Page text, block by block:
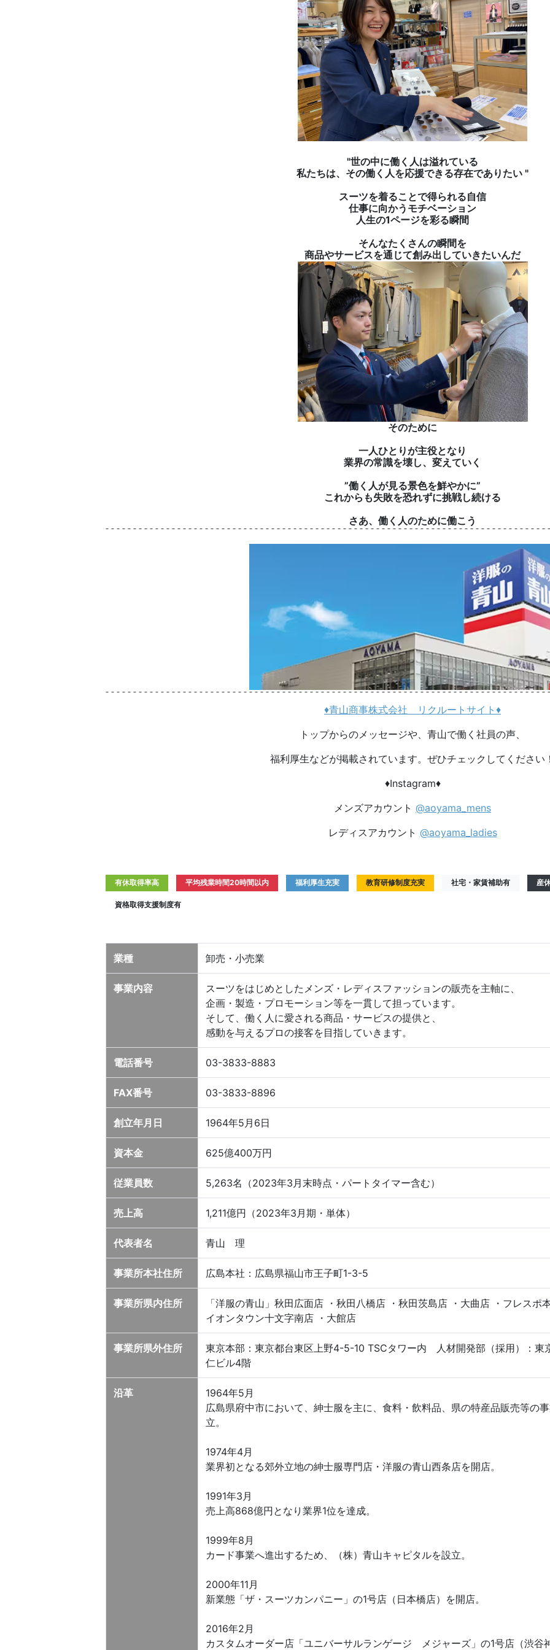
"世の中に働く人は溢れている
私たちは、その働く人を応援できる存在でありたい "
スーツを着ることで得られる自信
仕事に向かうモチベーション
人生の1ページを彩る瞬間
そんなたくさんの瞬間を
商品やサービスを通じて創み出していきたいんだ
そのために
一人ひとりが主役となり
業界の常識を壊し、変えていく
”働く人が見る景色を鮮やかに”
これからも失敗を恐れずに挑戦し続ける
さあ、働く人のために働こう
♦青山商事株式会社 リクルートサイト♦
トップからのメッセージや、青山で働く社員の声、
福利厚生などが掲載されています。ぜひチェックしてください
♦Instagram♦
メンズアカウント @aoyama_mens
レディスアカウント @aoyama_ladies
有休取得率高 平均残業時間20時間以内 福利厚生充実 教育研修制度充実 社宅・家賃補助有 産
資格取得支援制度有
業種 卸売・小売業
事業内容
スーツをはじめとしたメンズ・レディスファッションの販売を主軸に、
企画・製造・プロモーション等を一貫して担っています。
そして、働く人に愛される商品・サービスの提供と、
感動を与えるプロの接客を目指していきます。
電話番号 03-3833-8883
FAX番号 03-3833-8896
創立年月日 1964年5月6日
資本金 625億400万円
従業員数 5,263名（2023年3月末時点・パートタイマー含む）
売上高 1,211億円（2023年3月期・単体）
代表者名 青山 理
事業所本社住所 広島本社：広島県福山市王子町1-3-5
事業所県内住所
「洋服の青山」秋田広面店 ・秋田八橋店 ・秋田茨島店 ・大曲店 ・フレス
イオンタウン十文字南店 ・大館店
事業所県外住所
東京本部：東京都台東区上野4-5-10 TSCタワー内 人材開発部（採用）：
仁ビル4階
沿革
1964年5月
広島県府中市において、紳士服を主に、食料・飲料品、県の特産品販売等の
立。
1974年4月
業界初となる郊外立地の紳士服専門店・洋服の青山西条店を開店。
1991年3月
売上高868億円となり業界1位を達成。
1999年8月
カード事業へ進出するため、（株）青山キャピタルを設立。
2000年11月
新業態「ザ・スーツカンパニー」の1号店（日本橋店）を開店。
2016年2月
カスタムオーダー店「ユニバーサルランゲージ メジャーズ」の1号店（渋谷